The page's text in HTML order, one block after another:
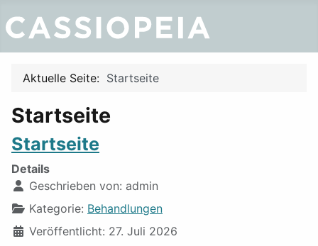
Aktuelle Seite: Startseite
Startseite
Startseite
Details
Geschrieben von: admin
Kategorie: Behandlungen
Veröffentlicht: 27. Juli 2026